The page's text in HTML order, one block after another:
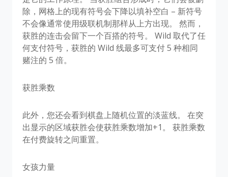
除，网格上的现有符号会下降以填补空白 – 新符号
不会像通常使用级联机制那样从上方出现。 然而，
获胜的连击会留下一个百搭的符号。 Wild 取代了任
何支付符号，获胜的 Wild 线最多可支付 5 种相同
赌注的 5 倍。
获胜乘数
此外，您还会看到棋盘上随机位置的淡蓝线。 在突
出显示的区域获胜会使获胜乘数增加+1。 获胜乘数
在付费旋转之间重置。
女孩力量